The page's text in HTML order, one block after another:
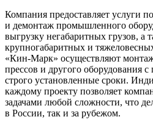
Компания предоставляет услуги
и демонтаж промышленного
выгрузку негабаритных грузов, а
крупногабаритных и
«Кин-Марк» осуществляют
прессов и другого оборудования с
строго установленные сроки.
каждому проекту позволяет
задачами любой сложности, что
в России, так и за рубежом.